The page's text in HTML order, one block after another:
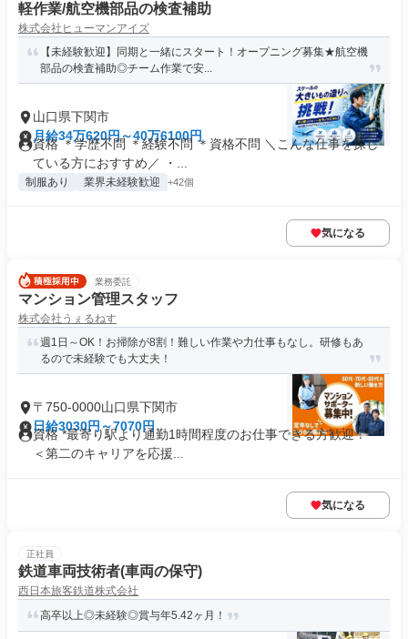
軽作業/航空機部品の検査補助
株式会社ヒューマンアイズ
【未経験歓迎】同期と一緒にスタート！オープニング募集★航空機
部品の検査補助◎チーム作業で安...
山口県下関市
月給34万620円～40万6100円
資格 ＊学歴不問 ＊経験不問 ＊資格不問 ＼こんな仕事を探し
ている方におすすめ／ ・...
制服あり 業界未経験歓迎 +42個
気になる
業務委託
マンション管理スタッフ
株式会社うぇるねす
週1日～OK！お掃除が8割！難しい作業や力仕事もなし。研修もあ
るので未経験でも大丈夫！
〒750-0000山口県下関市
日給3030円～7070円
資格 *最寄り駅より通勤1時間程度のお仕事できる方歓迎！* *
＜第二のキャリアを応援...
気になる
正社員
鉄道車両技術者(車両の保守)
西日本旅客鉄道株式会社
高卒以上◎未経験◎賞与年5.42ヶ月！